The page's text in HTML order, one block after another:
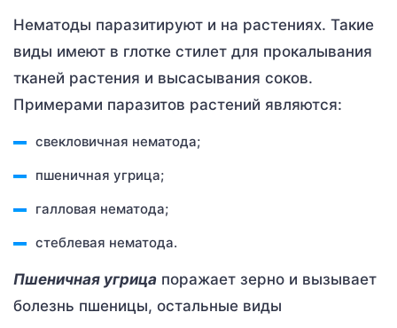
Нематоды паразитируют и на растениях. Такие
виды имеют в глотке стилет для прокалывания
тканей растения и высасывания соков.
Примерами паразитов растений являются:
свекловичная нематода;
пшеничная угрица;
галловая нематода;
стеблевая нематода.
Пшеничная угрица поражает зерно и вызывает
болезнь пшеницы, остальные виды